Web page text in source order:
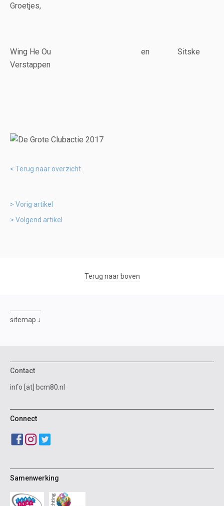
Groetjes,
Wing He Ou en Sitske
Verstappen
Terug naar overzicht
Vorig artikel
Volgend artikel
Terug naar boven
sitemap
Contact
info [at] bcm80.nl
Connect
Samenwerking